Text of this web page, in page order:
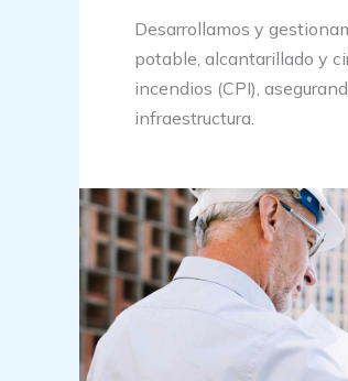
Desarrollamos y
potable, alcantarillado y
incendios (CPI),
infraestructura.